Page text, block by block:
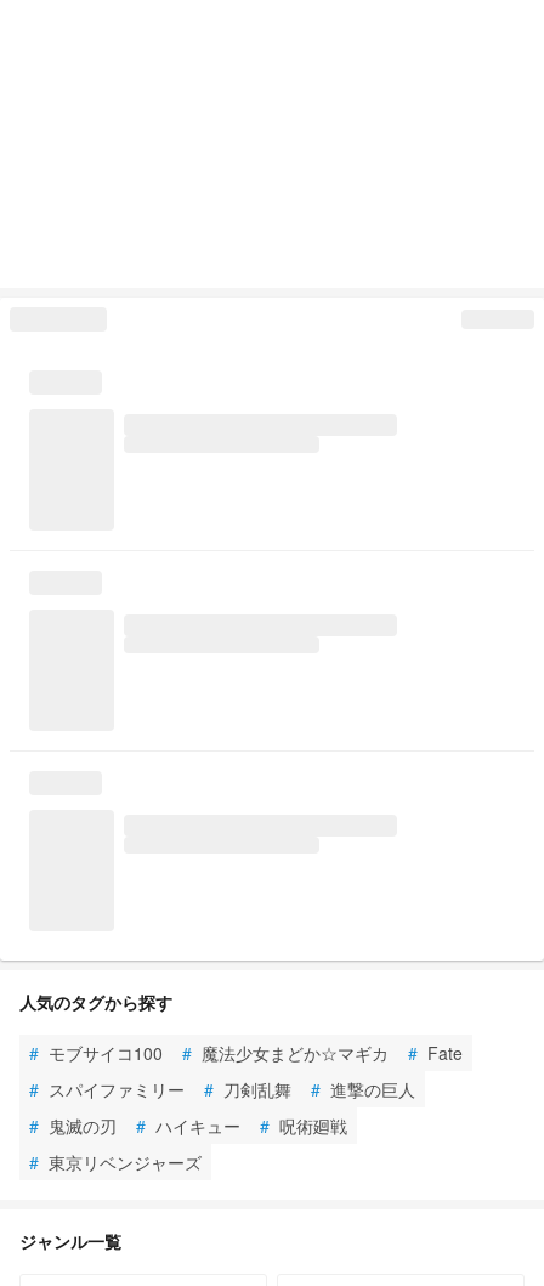
人気のタグから探す
# モブサイコ100 # 魔法少女まどか☆マギカ # Fate
# スパイファミリー # 刀剣乱舞 # 進撃の巨人
# 鬼滅の刃 # ハイキュー # 呪術廻戦
# 東京リベンジャーズ
ジャンル一覧